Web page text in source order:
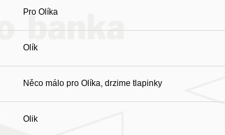
Pro Olíka
Olík
Něco málo pro Olíka, drzime tlapinky
Olik